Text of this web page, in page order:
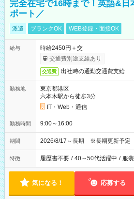
完全在宅で16時まで！英語&日
ポート／
派遣 ブランクOK WEB登録・面接OK
給与
時給2450円＋交
交通費別途支給あり
交通費 出社時の通勤交通費支給
勤務地
東京都港区
六本木駅から徒歩3分
IT・Web・通信
勤務時間 9:00～16:00
期間 2026/8/17～長期 ※長期更新予定
特徴 履歴書不要 / 40～50代活躍中 / 服
気になる！ 応募する